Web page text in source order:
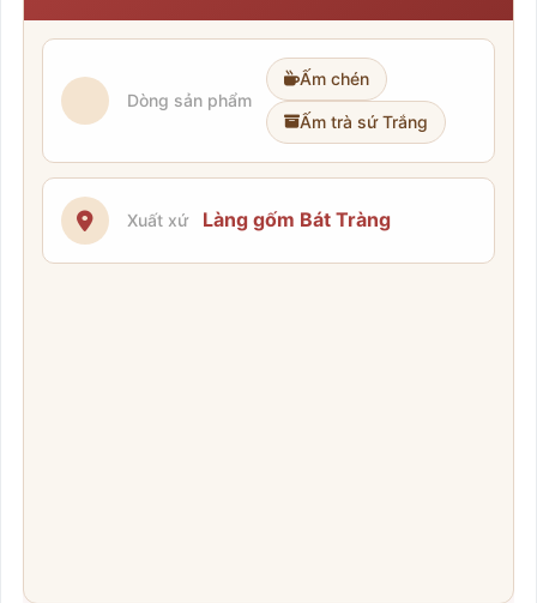
Dòng sản phẩm
Ấm chén
Ấm trà sứ Trắng
Xuất xứ Làng gốm Bát Tràng